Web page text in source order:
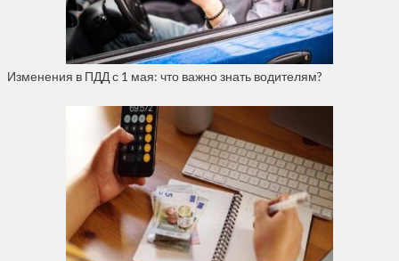
Изменения в ПДД с 1 мая: что важно знать водителям?